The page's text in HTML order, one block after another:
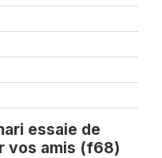
essaie de
vos amis (f68)